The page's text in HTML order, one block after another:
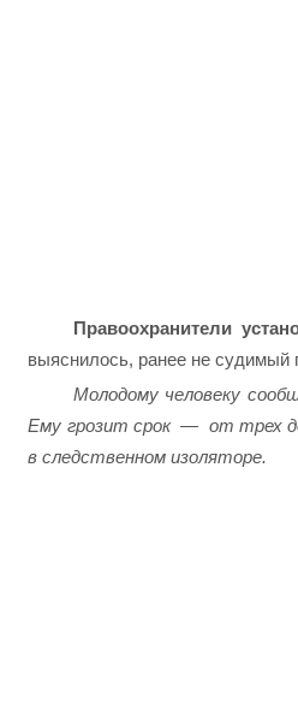
Правоохранители
выяснилось, ранее не судимый
Молодому человеку
Ему грозит срок — от трех
в следственном изоляторе.